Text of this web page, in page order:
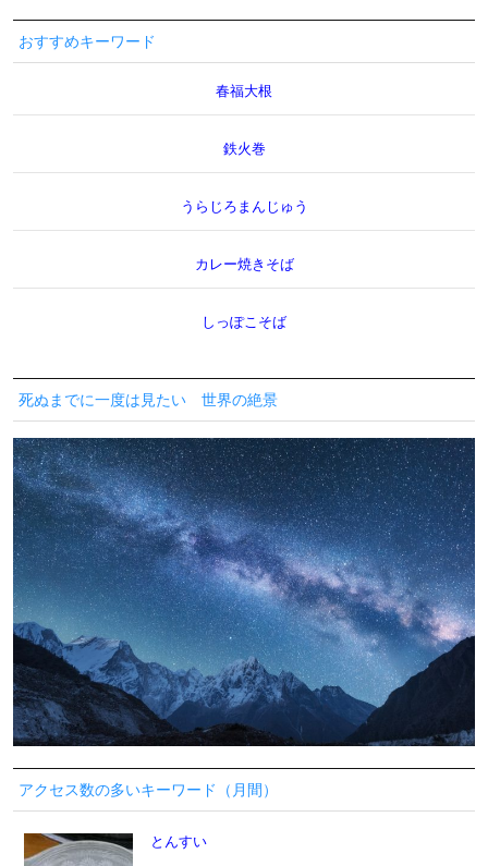
おすすめキーワード
春福大根
鉄火巻
うらじろまんじゅう
カレー焼きそば
しっぽこそば
死ぬまでに一度は見たい 世界の絶景
アクセス数の多いキーワード（月間）
とんすい